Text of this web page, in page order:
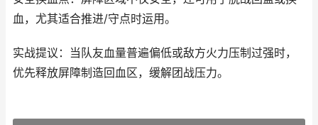
血，尤其适合推进/守点时运用。
实战提议：当队友血量普遍偏低或敌方火力压制过强时，
优先释放屏障制造回血区，缓解团战压力。